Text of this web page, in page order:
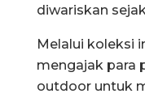
diwariskan
Melalui koleksi
mengajak para
outdoor untuk